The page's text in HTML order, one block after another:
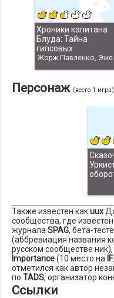
Хроники капитана
Блуда: Тайна
гипсовых
фаллоимитаторов Жорж Павленко, Эжен Бычков, goraph, Евгений Бычков скачать
Персонаж (всего 1 игра)
Также известен какuux
сообщества, где
журнала SPAG, бета-
(аббревиация названия
русском сообществе ник),
Importance(10 место на
отметился как автор
по TADS, организатор
Ссылки